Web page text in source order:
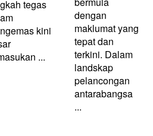
tegas
kini
...
dengan
maklumat yang
tepat dan
terkini. Dalam
landskap
pelancongan
antarabangsa
...